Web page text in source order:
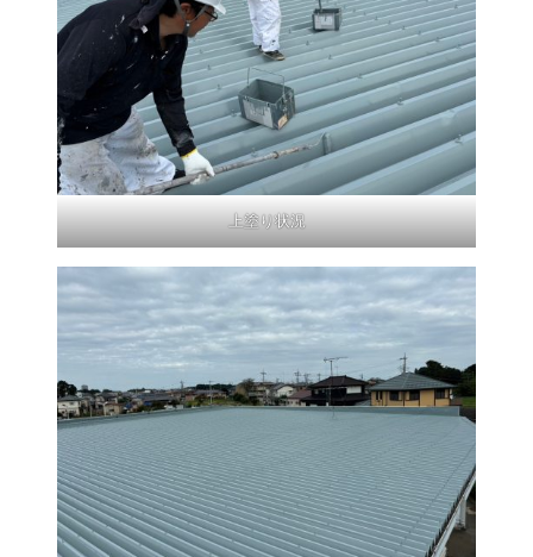
上塗り状況